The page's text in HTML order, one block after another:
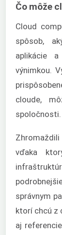
Čo môže
Cloud
spôsob,
aplikácie
výnimkou.
cloude,
spoločnosti.
vďaka
správnym
ktorí chcú z
aj